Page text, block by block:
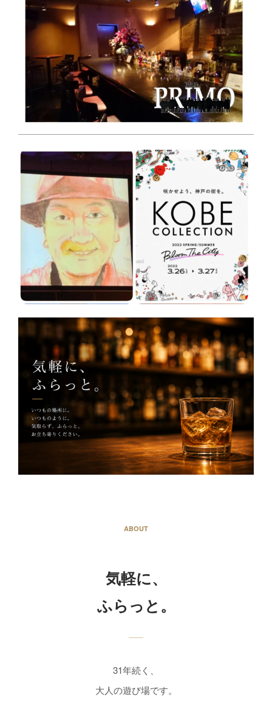
ABOUT
気軽に、
ふらっと。
31年続く、
大人の遊び場です。